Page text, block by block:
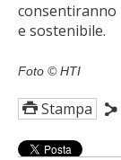
e sostenibile.
Foto © HTI
Stampa